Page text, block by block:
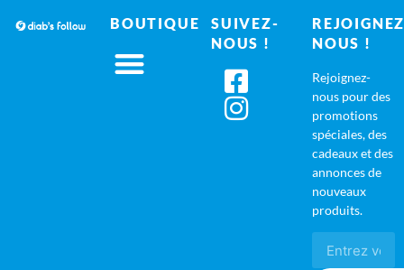
BOUTIQUE
SUIVEZ-
NOUS !
NOUS !
Rejoignez-
nous pour des
promotions
spéciales, des
cadeaux et des
annonces de
nouveaux
produits.